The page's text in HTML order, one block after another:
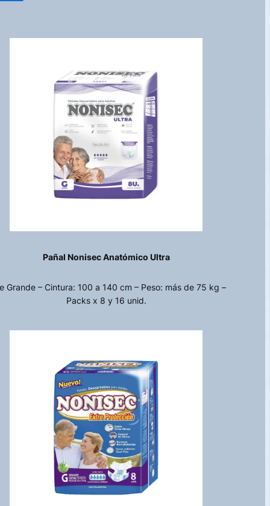
Pañal Nonisec Anatómico Ultra
Grande – Cintura: 100 a 140 cm – Peso: más de 75 kg –
Packs x 8 y 16 unid.